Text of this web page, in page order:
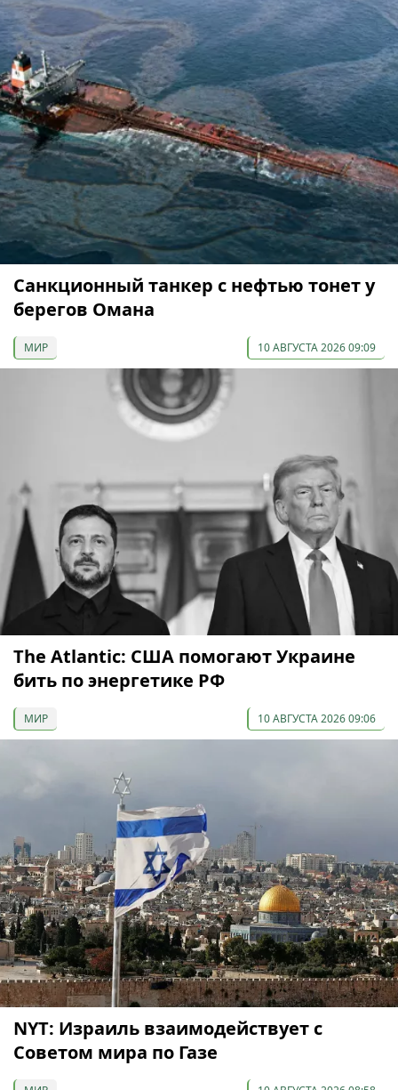
Санкционный танкер с нефтью тонет у
берегов Омана
МИР 10 АВГУСТА 2026 09:09
The Atlantic: США помогают Украине
бить по энергетике РФ
МИР 10 АВГУСТА 2026 09:06
NYT: Израиль взаимодействует с
Советом мира по Газе